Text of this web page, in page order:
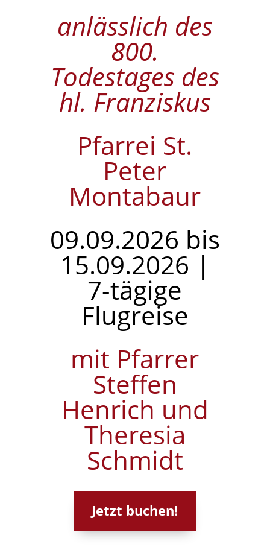
anlässlich des
800.
Todestages des
hl. Franziskus
Pfarrei St.
Peter
Montabaur
09.09.2026 bis
15.09.2026 |
7-tägige
Flugreise
mit Pfarrer
Steffen
Henrich und
Theresia
Schmidt
Jetzt buchen!